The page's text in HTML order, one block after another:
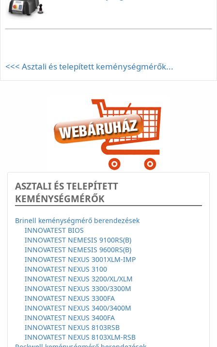
<<< Asztali és telepített keménységmérők...
ASZTALI ÉS TELEPÍTETT
KEMÉNYSÉGMÉRŐK
Brinell keménységmérő berendezések
INNOVATEST BIOS
INNOVATEST NEMESIS 9100RS(B)
INNOVATEST NEMESIS 9600RS(B)
INNOVATEST NEXUS 3001XLM-IMP
INNOVATEST NEXUS 3100
INNOVATEST NEXUS 3200/XL/XLM
INNOVATEST NEXUS 3300/3300M
INNOVATEST NEXUS 3300FA
INNOVATEST NEXUS 3400/3400M
INNOVATEST NEXUS 3400FA
INNOVATEST NEXUS 8103RSB
INNOVATEST NEXUS 8103XLM-RSB